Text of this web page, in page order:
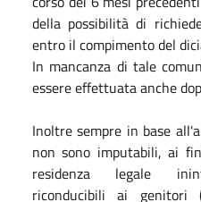
della possibilità di
entro il compimento del
In mancanza di tale
essere effettuata anche
Inoltre sempre in base
non sono imputabili, ai
residenza legale
riconducibili ai genitori